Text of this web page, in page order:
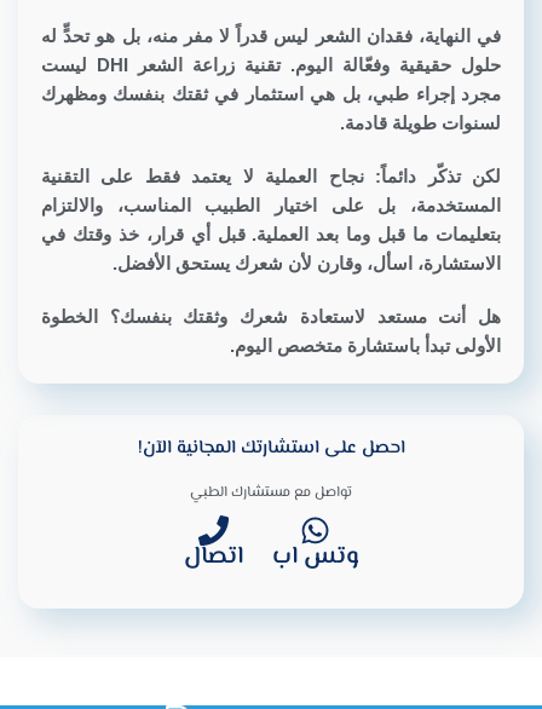
في النهاية، فقدان الشعر ليس قدراً لا مفر منه، بل هو تحدٍّ له
حلول حقيقية وفعّالة اليوم. تقنية زراعة الشعر DHI ليست
مجرد إجراء طبي، بل هي استثمار في ثقتك بنفسك ومظهرك
لسنوات طويلة قادمة.
لكن تذكّر دائماً: نجاح العملية لا يعتمد فقط على التقنية
المستخدمة، بل على اختيار الطبيب المناسب، والالتزام
بتعليمات ما قبل وما بعد العملية. قبل أي قرار، خذ وقتك في
الاستشارة، اسأل، وقارن لأن شعرك يستحق الأفضل.
هل أنت مستعد لاستعادة شعرك وثقتك بنفسك؟ الخطوة
الأولى تبدأ باستشارة متخصص اليوم.
احصل على استشارتك المجانية الآن!
تواصل مع مستشارك الطبي
وتس اب اتصال